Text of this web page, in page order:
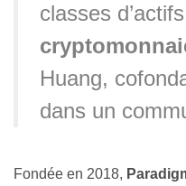
classes
Huang,
dans un
Fondée en 2018,